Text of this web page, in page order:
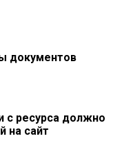
документов
с ресурса должно
на сайт